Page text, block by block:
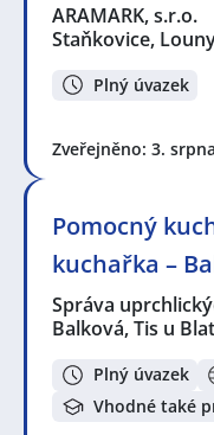
ARAMARK, s.r.o.
Staňkovice,
Plný úvazek
Zveřejněno: 3. srpna
Pomocný
kuchařka –
Správa
Balková, Tis u
Plný úvazek
Vhodné také